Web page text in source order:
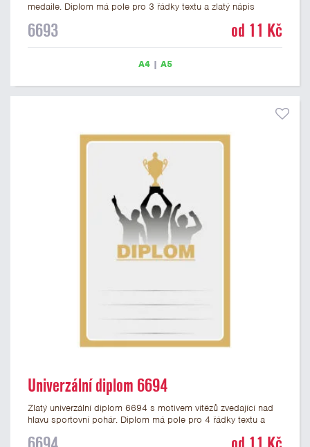
medaile. Diplom má pole pro 3 řádky textu a zlatý nápis
Tento univerzální diplom je vhodný pro většinu událostí, ke
6693 od 11 Kč
A4| A5
Univerzální diplom 6694
Zlatý univerzální diplom 6694 s motivem vítězů zvedající nad
hlavu sportovní pohár. Diplom má pole pro 4 řádky textu a
formátu A4 a A5. Tento univerzální diplom je vhodný pro